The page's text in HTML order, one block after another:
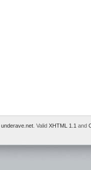
underave.net . Valid XHTML 1.1 and